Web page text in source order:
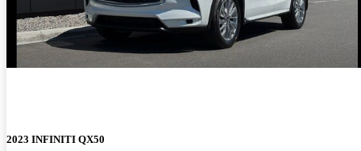
2023 INFINITI QX50